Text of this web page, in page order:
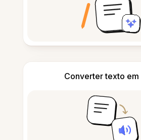
Converter texto em